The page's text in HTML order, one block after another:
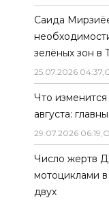
Саида
зелёных зон в
25.07.2026 04:37,
Что изменится
августа:
29.07.2026 06:19,
Число жертв
мотоциклами
двух